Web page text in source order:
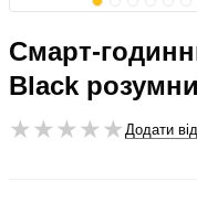
Смарт-
Black
Додати